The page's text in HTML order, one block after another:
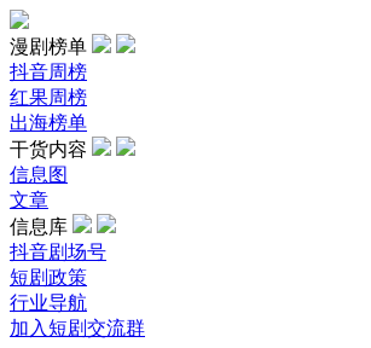
漫剧榜单
抖音周榜
红果周榜
出海榜单
干货内容
信息图
文章
信息库
抖音剧场号
短剧政策
行业导航
加入短剧交流群